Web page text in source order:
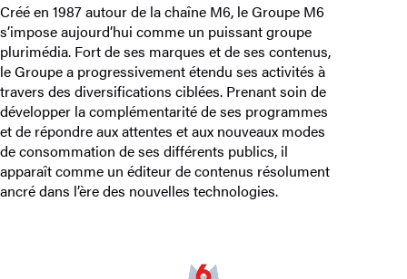
Créé en 1987 autour de la chaîne M6, le Groupe M6
s’impose aujourd’hui comme un puissant groupe
plurimédia. Fort de ses marques et de ses contenus,
le Groupe a progressivement étendu ses activités à
travers des diversifications ciblées. Prenant soin de
développer la complémentarité de ses programmes
et de répondre aux attentes et aux nouveaux modes
de consommation de ses différents publics, il
apparaît comme un éditeur de contenus résolument
ancré dans l’ère des nouvelles technologies.